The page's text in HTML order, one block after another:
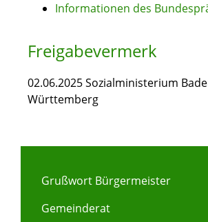
Informationen des
Freigabevermerk
02.06.2025 Sozialministerium
Württemberg
Grußwort Bürgermeister
Gemeinderat